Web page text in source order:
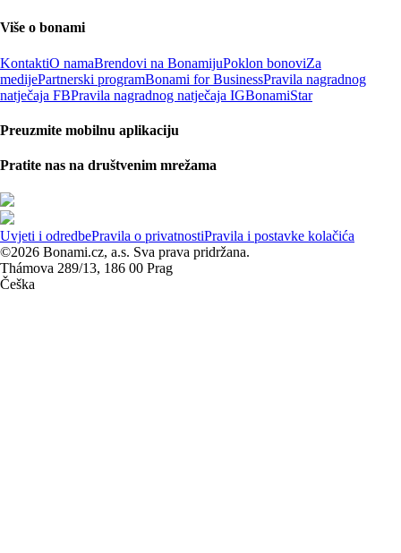
Više o bonami
KontaktiO namaBrendovi na BonamijuPoklon bonoviZa
medijePartnerski programBonami for BusinessPravila nagradnog
natječaja FBPravila nagradnog natječaja IGBonamiStar
Preuzmite mobilnu aplikaciju
Pratite nas na društvenim mrežama
Uvjeti i odredbePravila o privatnostiPravila i postavke kolačića
©2026 Bonami.cz, a.s. Sva prava pridržana.
Thámova 289/13, 186 00 Prag
Češka